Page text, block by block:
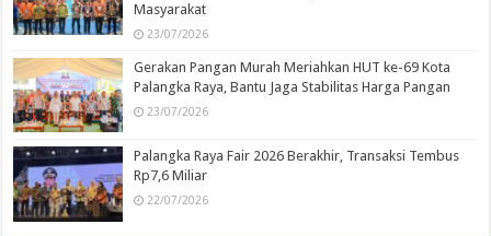
Masyarakat
23/07/2026
Gerakan Pangan Murah Meriahkan HUT ke-69 Kota
Palangka Raya, Bantu Jaga Stabilitas Harga Pangan
23/07/2026
Palangka Raya Fair 2026 Berakhir, Transaksi Tembus
Rp7,6 Miliar
22/07/2026